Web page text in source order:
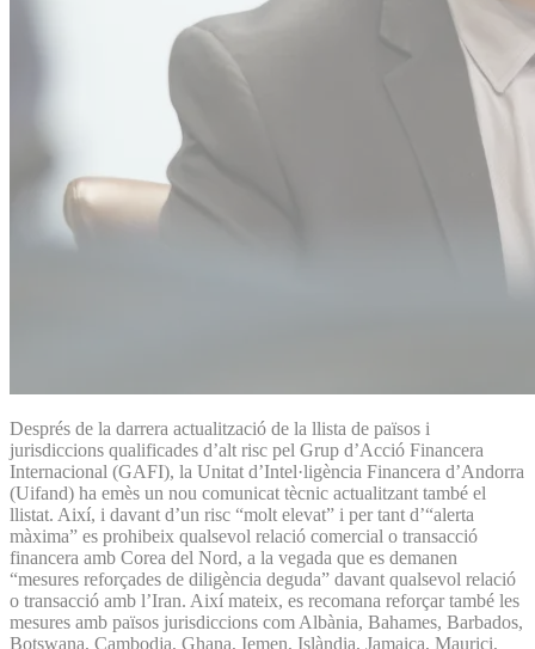
Després de la darrera actualització de la llista de països i
jurisdiccions qualificades d’alt risc pel Grup d’Acció Financera
Internacional (GAFI), la Unitat d’Intel·ligència Financera d’Andorra
(Uifand) ha emès un nou comunicat tècnic actualitzant també el
llistat. Així, i davant d’un risc “molt elevat” i per tant d’“alerta
màxima” es prohibeix qualsevol relació comercial o transacció
financera amb Corea del Nord, a la vegada que es demanen
“mesures reforçades de diligència deguda” davant qualsevol relació
o transacció amb l’Iran. Així mateix, es recomana reforçar també les
mesures amb països jurisdiccions com Albània, Bahames, Barbados,
Botswana, Cambodja, Ghana, Iemen, Islàndia, Jamaica, Maurici,